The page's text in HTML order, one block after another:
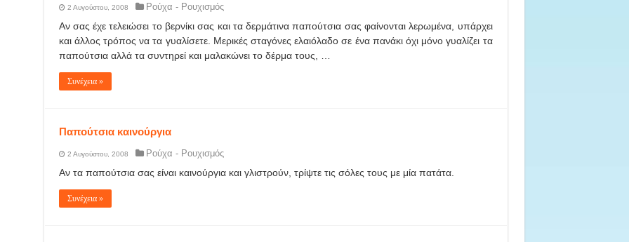
2 Αυγούστου, 2008 Ρούχα - Ρουχισμός
Αν σας έχε τελειώσει το βερνίκι σας και τα δερμάτινα παπούτσια σας φαίνονται λερωμένα, υπάρχει
και άλλος τρόπος να τα γυαλίσετε. Μερικές σταγόνες ελαιόλαδο σε ένα πανάκι όχι μόνο γυαλίζει τα
παπούτσια αλλά τα συντηρεί και μαλακώνει το δέρμα τους, …
Συνέχεια »
Παπούτσια καινούργια
2 Αυγούστου, 2008 Ρούχα - Ρουχισμός
Αν τα παπούτσια σας είναι καινούργια και γλιστρούν, τρίψτε τις σόλες τους με μία πατάτα.
Συνέχεια »